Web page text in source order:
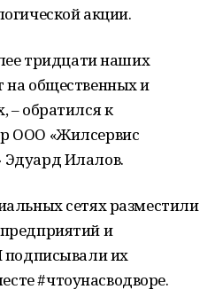
акции.
тридцати наших
на общественных и
– обратился к
ООО «Жилсервис
Илалов.
сетях разместили
и
подписывали их
#чтоунасводворе.